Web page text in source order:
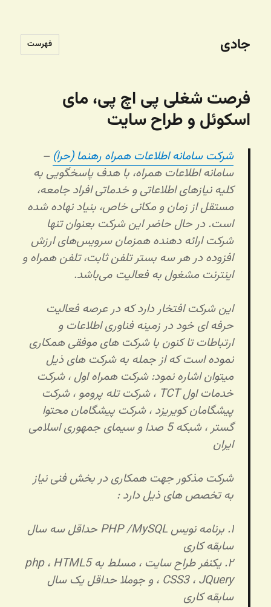
جادی فهرست
فرصت شغلی پی اچ پی، مای
اسکوئل و طراح سایت
شرکت سامانه اطلاعات همراه رهنما (حرا) –
سامانه اطلاعات همراه، با هدف پاسخگویی به
کلیه نیازهای اطلاعاتی و خدماتی افراد جامعه‌،
مستقل از زمان و مکانی خاص، بنیاد نهاده شده
است‌. در حال حاضر این شرکت بعنوان تنها
شرکت ارائه دهنده همزمان سرویس‌های ارزش
افزوده در هر سه بستر تلفن ثابت‌، تلفن همراه و
اینترنت مشغول به فعالیت می‌باشد.
این شرکت افتخار دارد که در عرصه فعالیت
حرفه ای خود در زمینه فناوری اطلاعات و
ارتباطات تا کنون با شرکت های موفقی همکاری
نموده است که از جمله به شرکت های ذیل
میتوان اشاره نمود: شرکت همراه اول ، شرکت
خدمات اول TCT ، شرکت تله پرومو ، شرکت
پیشگامان کویریزد ، شرکت پیشگامان محتوا
گستر ، شبکه 5 صدا و سیمای جمهوری اسلامی
ایران
شرکت مذکور جهت همکاری در بخش فنی نیاز
به تخصص های ذیل دارد :
۱. برنامه نویس PHP /MySQL حداقل سه سال
سابقه کاری
۲. یکنفر طراح سایت ، مسلط به php ، HTML5
، CSS3 ، JQuery و جوملا حداقل یک سال
سابقه کاری